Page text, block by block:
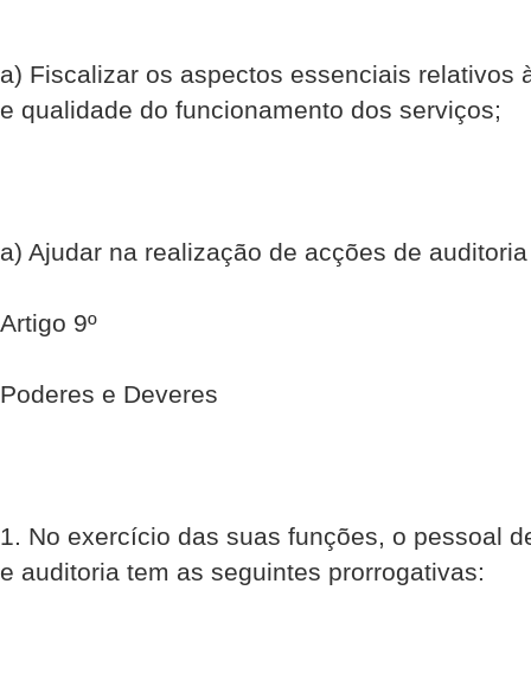
a) Fiscalizar os aspectos essenciais relativos
e qualidade do funcionamento dos serviços;
a) Ajudar na realização de acções de
Artigo 9º
Poderes e Deveres
1. No exercício das suas funções, o pessoal
e auditoria tem as seguintes prorrogativas: